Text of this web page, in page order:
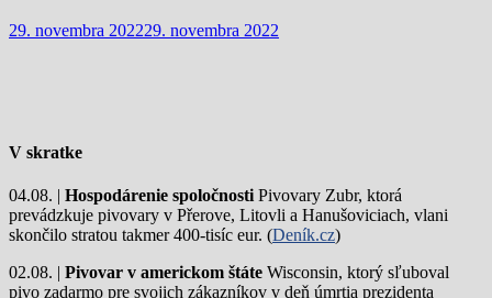
29. novembra 202229. novembra 2022
V skratke
04.08. | Hospodárenie spoločnosti Pivovary Zubr, ktorá
prevádzkuje pivovary v Přerove, Litovli a Hanušoviciach, vlani
skončilo stratou takmer 400-tisíc eur. (Deník.cz)
02.08. | Pivovar v americkom štáte Wisconsin, ktorý sľuboval
pivo zadarmo pre svojich zákazníkov v deň úmrtia prezidenta